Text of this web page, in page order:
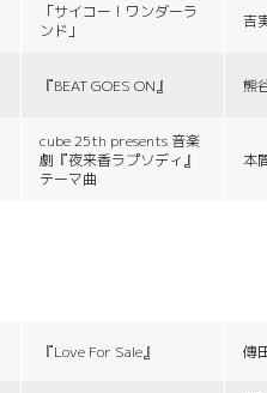
「サイコー！ワンダーラ
ンド」
吉
『BEAT GOES ON』 熊
cube 25th presents 音楽
劇『夜来香ラプソディ』
テーマ曲
本
『Love For Sale』 傳